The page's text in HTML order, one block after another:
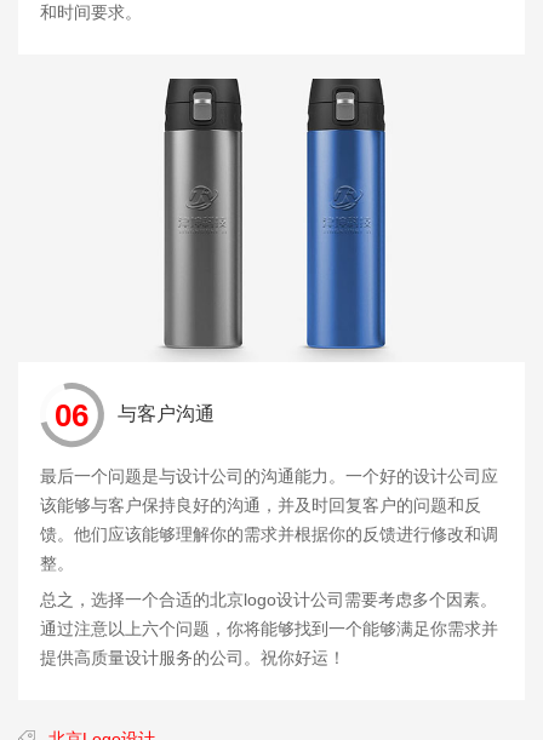
和时间要求。
06 与客户沟通
最后一个问题是与设计公司的沟通能力。一个好的设计公司应
该能够与客户保持良好的沟通，并及时回复客户的问题和反
馈。他们应该能够理解你的需求并根据你的反馈进行修改和调
整。
总之，选择一个合适的北京logo设计公司需要考虑多个因素。
通过注意以上六个问题，你将能够找到一个能够满足你需求并
提供高质量设计服务的公司。祝你好运！